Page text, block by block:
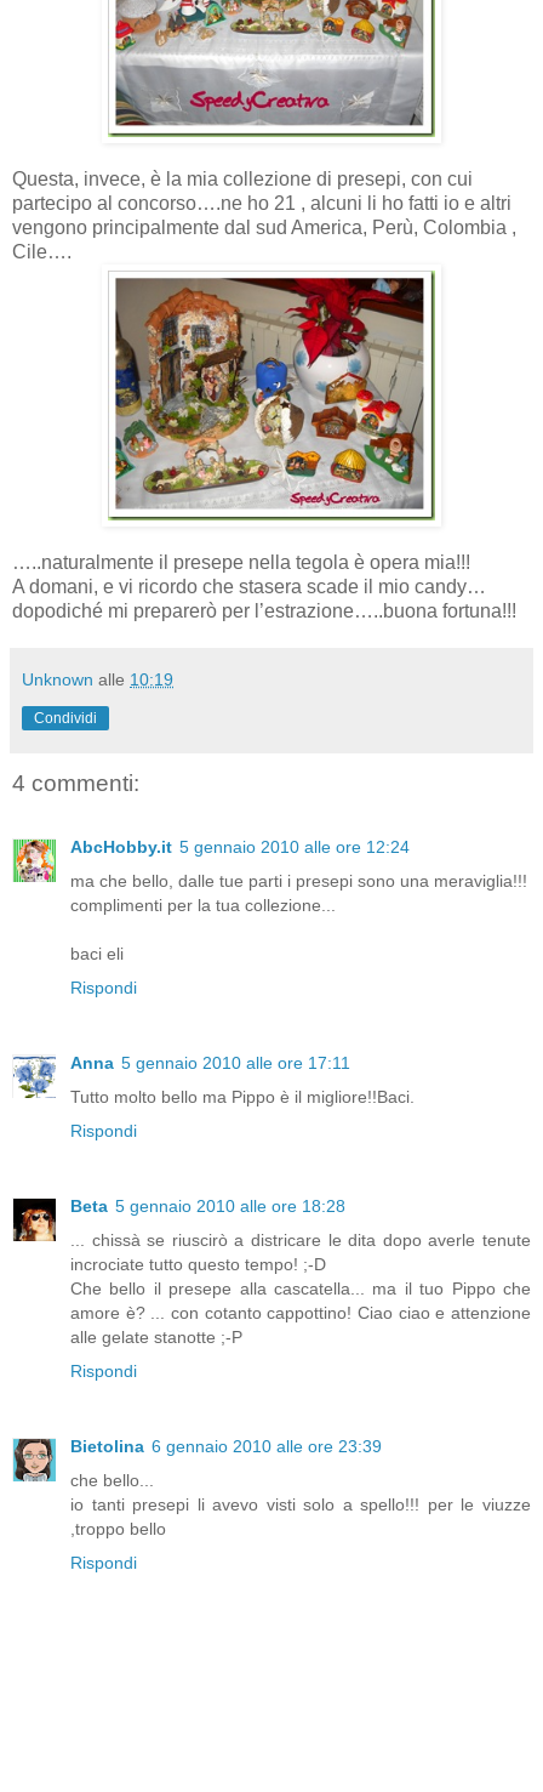
Questa, invece, è la mia collezione di presepi, con cui
partecipo al concorso….ne ho 21 , alcuni li ho fatti io e altri
vengono principalmente dal sud America, Perù, Colombia ,
Cile….
…..naturalmente il presepe nella tegola è opera mia!!!
A domani, e vi ricordo che stasera scade il mio candy…
dopodiché mi preparerò per l’estrazione…..buona fortuna!!!
Unknown alle 10:19
Condividi
4 commenti:
AbcHobby.it 5 gennaio 2010 alle ore 12:24
ma che bello, dalle tue parti i presepi sono una meraviglia!!!
complimenti per la tua collezione...
baci eli
Rispondi
Anna 5 gennaio 2010 alle ore 17:11
Tutto molto bello ma Pippo è il migliore!!Baci.
Rispondi
Beta 5 gennaio 2010 alle ore 18:28
... chissà se riuscirò a districare le dita dopo averle tenute
incrociate tutto questo tempo! ;-D
Che bello il presepe alla cascatella... ma il tuo Pippo che
amore è? ... con cotanto cappottino! Ciao ciao e attenzione
alle gelate stanotte ;-P
Rispondi
Bietolina 6 gennaio 2010 alle ore 23:39
che bello...
io tanti presepi li avevo visti solo a spello!!! per le viuzze
,troppo bello
Rispondi